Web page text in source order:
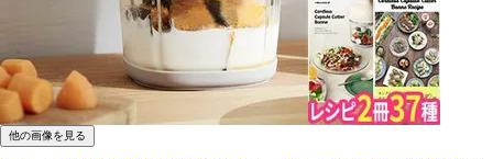
他の画像を見る